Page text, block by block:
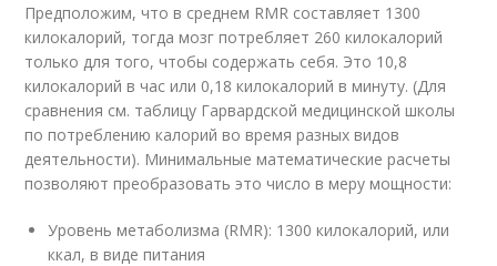
Предположим, что в среднем RMR составляет 1300
килокалорий, тогда мозг потребляет 260 килокалорий
только для того, чтобы содержать себя. Это 10,8
килокалорий в час или 0,18 килокалорий в минуту. (Для
сравнения см. таблицу Гарвардской медицинской школы
по потреблению калорий во время разных видов
деятельности). Минимальные математические расчеты
позволяют преобразовать это число в меру мощности:
Уровень метаболизма (RMR): 1300 килокалорий, или
ккал, в виде питания